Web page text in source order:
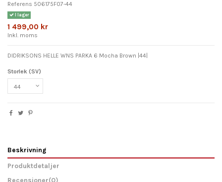
Referens 506175F07-44
I lager
1 499,00 kr
Inkl. moms
DIDRIKSONS HELLE WNS PARKA 6 Mocha Brown |44|
Storlek (SV)
Beskrivning
Produktdetaljer
Recensioner(0)